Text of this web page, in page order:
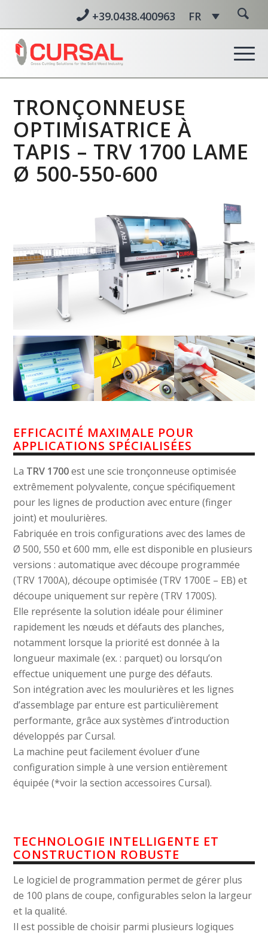
FR
+39.0438.400963
TRONÇONNEUSE
OPTIMISATRICE À
TAPIS – TRV 1700 LAME
Ø 500-550-600
EFFICACITÉ MAXIMALE POUR
APPLICATIONS SPÉCIALISÉES
La TRV 1700est une scie tronçonneuse optimisée
extrêmement polyvalente, conçue spécifiquement
pour les lignes de production avec enture (finger
joint) et moulurières.
Fabriquée en trois configurations avec des lames de
Ø 500, 550 et 600 mm, elle est disponible en plusieurs
versions : automatique avec découpe programmée
(TRV 1700A), découpe optimisée (TRV 1700E – EB) et
découpe uniquement sur repère (TRV 1700S).
Elle représente la solution idéale pour éliminer
rapidement les nœuds et défauts des planches,
notamment lorsque la priorité est donnée à la
longueur maximale (ex. : parquet) ou lorsqu’on
effectue uniquement une purge des défauts.
Son intégration avec les moulurières et les lignes
d’assemblage par enture est particulièrement
performante, grâce aux systèmes d’introduction
développés par Cursal.
La machine peut facilement évoluer d’une
configuration simple à une version entièrement
équipée (*voir la section accessoires Cursal).
TECHNOLOGIE INTELLIGENTE ET
CONSTRUCTION ROBUSTE
Le logiciel de programmation permet de gérer plus
de 100 plans de coupe, configurables selon la largeur
et la qualité.
Il est possible de choisir parmi plusieurs logiques